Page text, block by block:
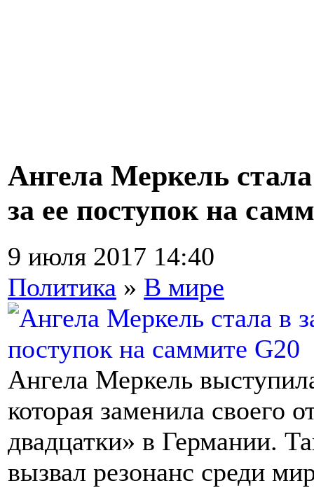
Ангела Меркель
за ее поступок на
9 июля 2017 14:40
Политика » В мире
Ангела Меркель
которая заменила своего
двадцатки» в Германии.
вызвал резонанс среди